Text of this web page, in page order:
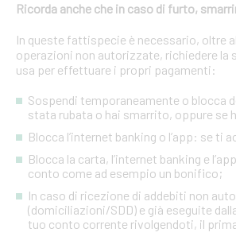
Ricorda anche che in caso di furto,
In queste fattispecie è necessario, oltre
operazioni non autorizzate, richiedere la
usa per effettuare i propri pagamenti:
Sospendi temporaneamente o blocca
stata rubata o hai smarrito, oppure se
Blocca l’internet banking o l’app: se
Blocca la carta, l’internet banking e
conto come ad esempio un bonifico;
In caso di ricezione di addebiti non
(domiciliazioni/SDD) e già eseguite
tuo conto corrente rivolgendoti, il